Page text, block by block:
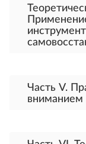
Часть V.
вниманием